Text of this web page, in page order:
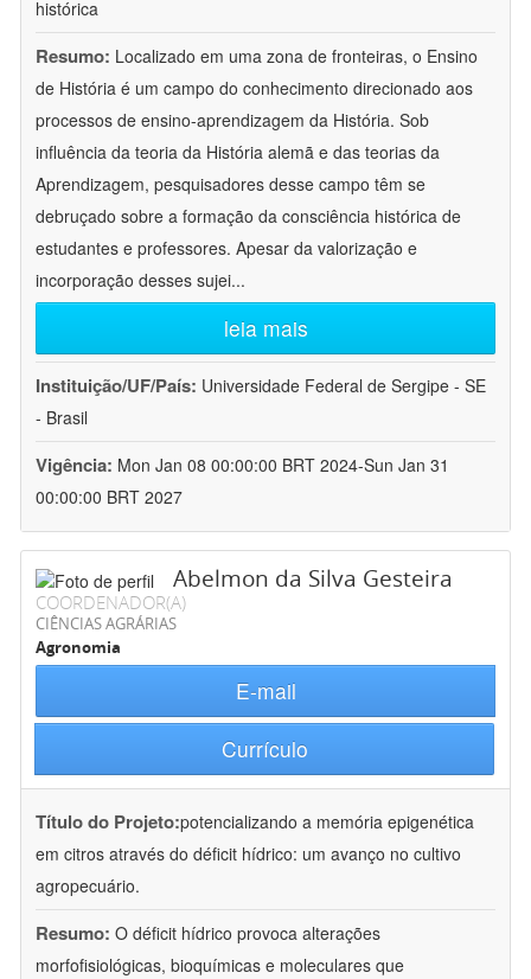
histórica
Resumo: Localizado em uma zona de fronteiras, o Ensino
de História é um campo do conhecimento direcionado aos
processos de ensino-aprendizagem da História. Sob
influência da teoria da História alemã e das teorias da
Aprendizagem, pesquisadores desse campo têm se
debruçado sobre a formação da consciência histórica de
estudantes e professores. Apesar da valorização e
incorporação desses sujei...
leia mais
Instituição/UF/País: Universidade Federal de Sergipe - SE
- Brasil
Vigência: Mon Jan 08 00:00:00 BRT 2024-Sun Jan 31
00:00:00 BRT 2027
Abelmon da Silva Gesteira
COORDENADOR(A)
CIÊNCIAS AGRÁRIAS
Agronomia
E-mail
Currículo
Título do Projeto:potencializando a memória epigenética
em citros através do déficit hídrico: um avanço no cultivo
agropecuário.
Resumo: O déficit hídrico provoca alterações
morfofisiológicas, bioquímicas e moleculares que